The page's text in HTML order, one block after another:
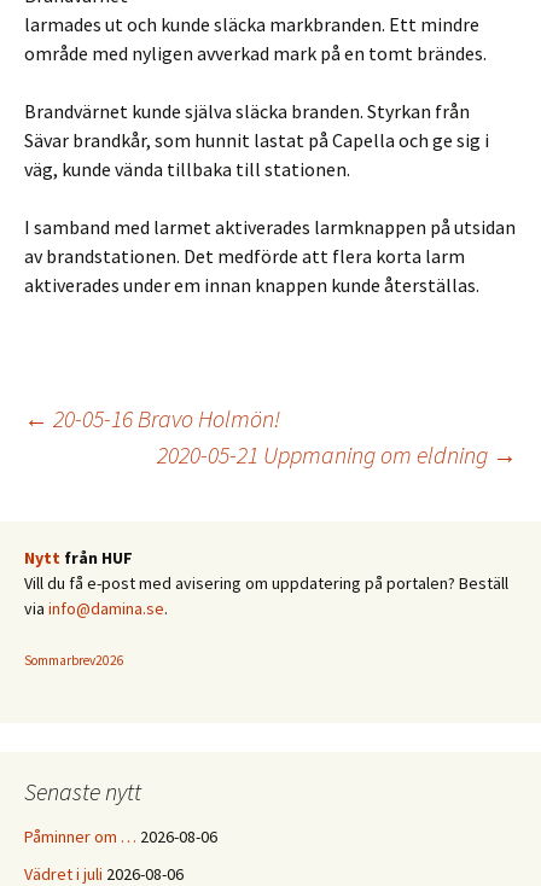
larmades ut och kunde släcka markbranden. Ett mindre
område med nyligen avverkad mark på en tomt brändes.
Brandvärnet kunde själva släcka branden. Styrkan från
Sävar brandkår, som hunnit lastat på Capella och ge sig i
väg, kunde vända tillbaka till stationen.
I samband med larmet aktiverades larmknappen på utsidan
av brandstationen. Det medförde att flera korta larm
aktiverades under em innan knappen kunde återställas.
Inläggsnavigering
← 20-05-16 Bravo Holmön!
2020-05-21 Uppmaning om eldning →
Nytt från HUF
Vill du få e-post med avisering om uppdatering på portalen? Beställ
via info@damina.se.
Sommarbrev2026
Senaste nytt
Påminner om … 2026-08-06
Vädret i juli 2026-08-06